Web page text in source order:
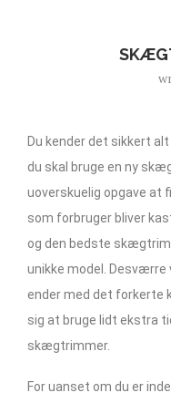
Du kender det sikkert
du skal bruge en ny
uoverskuelig opgave at
som forbruger bliver
og den bedste
unikke model. Desværre
ender med det forkerte
sig at bruge lidt ekstra
skægtrimmer.
For uanset om du er